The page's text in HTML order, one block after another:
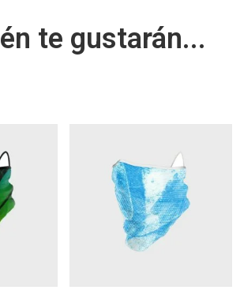
te gustarán...